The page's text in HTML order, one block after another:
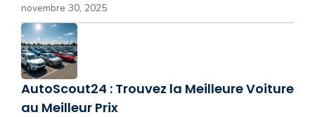
novembre 30, 2025
AutoScout24 : Trouvez la Meilleure Voiture
au Meilleur Prix